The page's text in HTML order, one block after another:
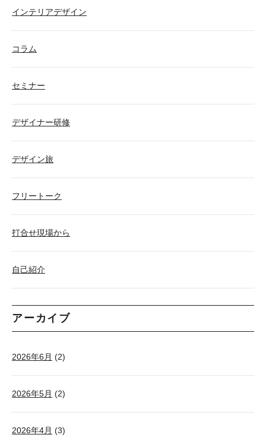
インテリアデザイン
コラム
セミナー
デザイナー研修
デザイン旅
フリートーク
打合せ現場から
自己紹介
アーカイブ
2026年6月 (2)
2026年5月 (2)
2026年4月 (3)